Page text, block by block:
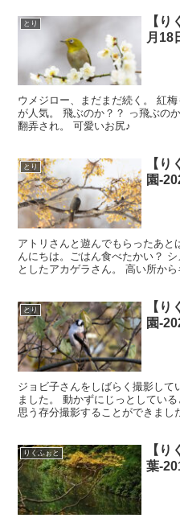
とり
【
月18
ウメジロー、まだまだ続く。 紅
が人気。 飛ぶのか？？ っ飛ぶの
翻弄され。 可愛いお尻♪
とり
【
園-
アトリさんと遊んでもらったあと
んにちは。ごはん食べたかい？
としたアカゲラさん。 高い所か
た。 キ『あんたたちも好きねぇ
とり
【
園-
ジョビ子さんをしばらく撮影して
ました。 動かずにじっとしてい
思う存分撮影することができまし
黄色のアイラインがかわいい…
りくふぉと
【
葉-